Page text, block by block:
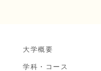
大学概要
学科・コース